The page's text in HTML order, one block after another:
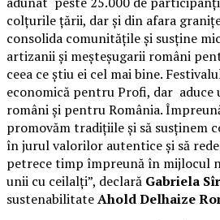
colțurile țării, dar și din afara
consolida comunitățile și susține
artizanii și meșteșugarii români
ceea ce știu ei cel mai bine.
economică pentru Profi, dar
români și pentru România.
promovăm tradițiile și să susținem
în jurul valorilor autentice și să
petrece timp împreună în mijlocul
unii cu ceilalți”, declară Gabriela
sustenabilitateAhold Delhaize